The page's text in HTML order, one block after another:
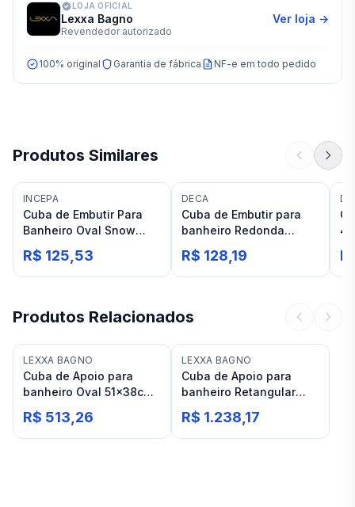
LOJA OFICIAL
Lexxa Bagno
Revendedor autorizado
Ver loja →
100% original Garantia de fábrica NF-e em todo pedido
Produtos Similares
INCEPA
Cuba de Embutir Para
Banheiro Oval Snow
Incepa Branco
R$ 125,53
DECA
Cuba de Embutir para
banheiro Redonda
Branca Deca L.41
R$ 128,19
Produtos Relacionados
LEXXA BAGNO
Cuba de Apoio para
banheiro Oval 51x38cm
com Mesa Branca Lexxa
Bagno LX111
R$ 513,26
LEXXA BAGNO
Cuba de Apoio para
banheiro Retangular
61x46cm com Mesa
Branca Lexxa Bagno
LX175
R$ 1.238,17